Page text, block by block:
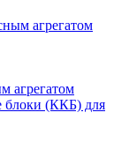
агрегатом
агрегатом
блоки (ККБ) для